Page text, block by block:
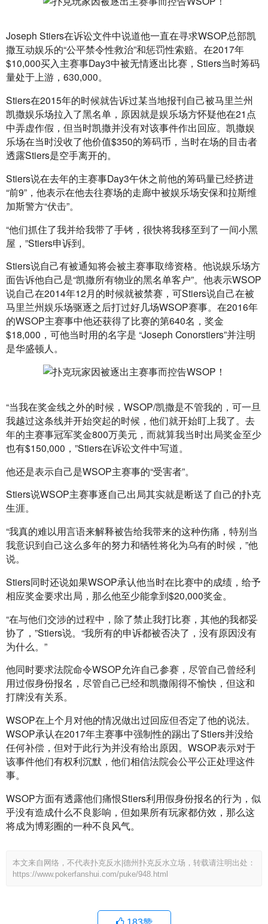
Joseph Stiers在诉讼文件中说道他一直在寻求WSOP总部凯
撒互动娱乐的“公平禁令性救治”和惩罚性索赔。在2017年
$10,000买入主赛事Day3中被无情逐出比赛，Stiers当时筹码
量处于上游，630,000。
Stiers在2015年的时候就告诉过某当地报刊自己被马里兰州
凯撒娱乐场拉入了黑名单，原因就是娱乐场方怀疑他在21点
中弄虚作假，但当时凯撒并没有对该事件作出回应。凯撒娱
乐场在当时没收了他价值$350的筹码币，当时在场的目击者
透露Stiers是空手离开的。
Stiers说在去年的主赛事Day3午休之前他的筹码量已经挤进
“前9”，他表示在他去往赛场的走廊中被娱乐场安保和拉斯维
加斯警方“伏击”。
“他们抓住了我并给我带了手铐，很快将我移至到了一间小黑
屋，”Stiers申诉到。
Stiers说自己有被通知将会被主赛事取缔资格。他说娱乐场方
面告诉他自己是“凯撒所有物业的黑名单客户”。他表示WSOP
说自己在2014年12月的时候就被禁赛，可Stiers说自己在被
马里兰州娱乐场驱逐之后打过好几场WSOP赛事。在2016年
的WSOP主赛事中他还获得了比赛的第640名，奖金
$18,000，可他当时用的名字是 “Joseph Conorstiers”并注明
是华盛顿人。
“当我在奖金线之外的时候，WSOP/凯撒是不管我的，可一旦
我越过这条线并开始突起的时候，他们就开始盯上我了。去
年的主赛事冠军奖金800万美元，而就算我当时出局奖金至少
也有$150,000，”Stiers在诉讼文件中写道。
他还是表示自己是WSOP主赛事的“受害者”。
Stiers说WSOP主赛事逐自己出局其实就是断送了自己的扑克
生涯。
“我真的难以用言语来解释被告给我带来的这种伤痛，特别当
我意识到自己这么多年的努力和牺牲将化为乌有的时候，”他
说。
Stiers同时还说如果WSOP承认他当时在比赛中的成绩，给予
相应奖金要求出局，那么他至少能拿到$20,000奖金。
“在与他们交涉的过程中，除了禁止我打比赛，其他的我都妥
协了，”Stiers说。“我所有的申诉都被否决了，没有原因没有
为什么。”
他同时要求法院命令WSOP允许自己参赛，尽管自己曾经利
用过假身份报名，尽管自己已经和凯撒闹得不愉快，但这和
打牌没有关系。
WSOP在上个月对他的情况做出过回应但否定了他的说法。
WSOP承认在2017年主赛事中强制性的踢出了Stiers并没给
任何补偿，但对于此行为并没有给出原因。WSOP表示对于
该事件他们有权利沉默，他们相信法院会公平公正处理这件
事。
WSOP方面有透露他们痛恨Stiers利用假身份报名的行为，似
乎没有造成什么不良影响，但如果所有玩家都仿效，那么这
将成为博彩圈的一种不良风气。
本文来自网络，不代表扑克反水|德州扑克反水立场，转载请注明出处：
https://www.pokerfanshui.com/puke/948.html